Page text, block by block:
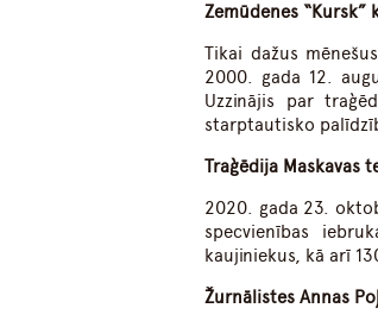
Zemūdenes “Kursk”
Tikai dažus
2000. gada 12.
Uzzinājis par
starptautisko
Traģēdija Maskavas
2020. gada 23.
specvienības
kaujiniekus, kā arī
Žurnālistes Annas